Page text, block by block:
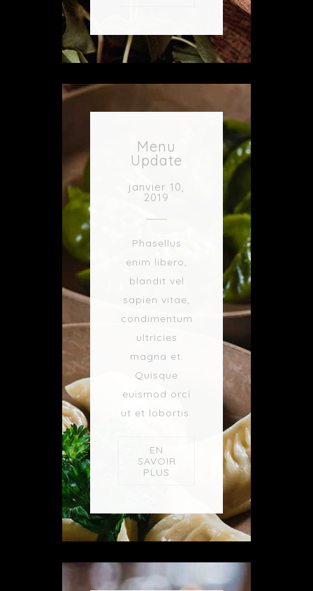
Menu
Update
janvier 10,
2019
Phasellus
enim libero,
blandit vel
sapien vitae,
condimentum
ultricies
magna et.
Quisque
euismod orci
ut et lobortis.
EN
SAVOIR
PLUS